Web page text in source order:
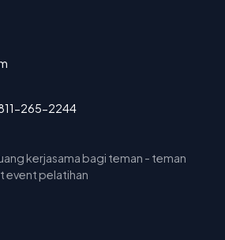
265-2244
kerjasama bagi teman - teman
event pelatihan